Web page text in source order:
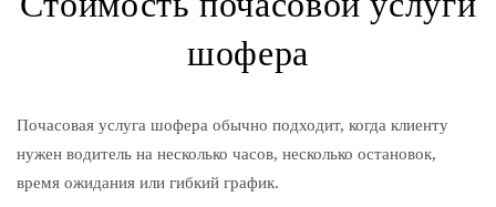
шофера
Почасовая услуга шофера обычно подходит, когда клиенту
нужен водитель на несколько часов, несколько остановок,
время ожидания или гибкий график.